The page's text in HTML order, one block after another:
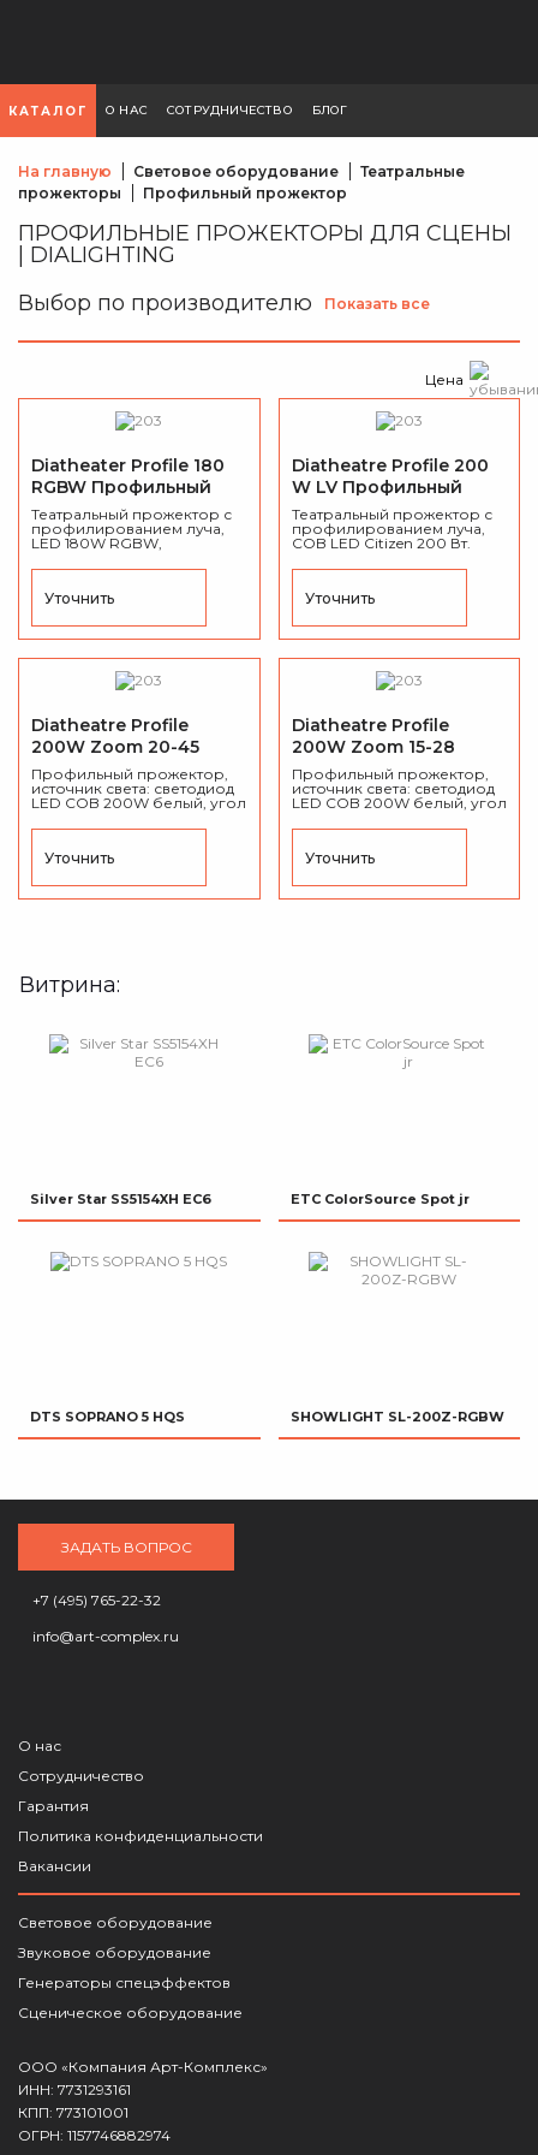
КАТАЛОГ О НАС СОТРУДНИЧЕСТВО БЛОГ
На главную Световое оборудование
Театральные
прожекторы
Профильный прожектор
ПРОФИЛЬНЫЕ ПРОЖЕКТОРЫ ДЛЯ СЦЕНЫ
| DIALIGHTING
Выбор по производителю
Показать все
Цена
Diatheater Profile 180
RGBW Профильный
прожектор
Театральный прожектор с
профилированием луча,
LED 180W RGBW,
температура от 3000К до
фиксированный
Размер: 695x305x300 мм.
Уточнить
Diatheatre Profile 200
W LV Профильный
прожектор
Театральный прожектор с
профилированием луча,
COB LED Citizen 200 Вт.
температура 3200K/5000K ,
(19°/26°/36°/), DMX512, вес:
мм.
Уточнить
Diatheatre Profile
200W Zoom 20-45
Профильный
прожектор
Профильный прожектор,
источник света: светодиод
LED COB 200W белый, угол
(ручной), цветовая
световой поток:
Уточнить
Diatheatre Profile
200W Zoom 15-28
Профильный
прожектор
Профильный прожектор,
источник света: светодиод
LED COB 200W белый, угол
(ручной), цветовая
световой поток:
Уточнить
Витрина:
Silver Star SS5154XH EC6 ETC ColorSource Spot jr
DTS SOPRANO 5 HQS SHOWLIGHT SL-200Z-RGBW
ЗАДАТЬ ВОПРОС
+7 (495) 765-22-32
info@art-complex.ru
О нас
Сотрудничество
Гарантия
Политика конфиденциальности
Вакансии
Световое оборудование
Звуковое оборудование
Генераторы спецэффектов
Сценическое оборудование
ООО «Компания Арт-Комплекс»
ИНН: 7731293161
КПП: 773101001
ОГРН: 1157746882974